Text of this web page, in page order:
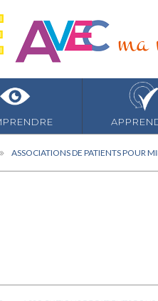
ASSOCIATIONS DE PATIENTS POUR